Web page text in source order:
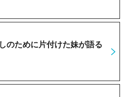
のために片付けた妹が語る